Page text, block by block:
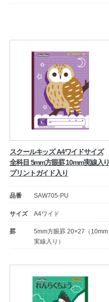
スクールキッズ A4ワイドサイズ
全科目 5mm方眼罫 10mm実線入り
プリントガイド入り
品番 SAW705-PU
サイズ A4ワイド
罫
5mm方眼罫 20×27（10mm
実線入り）